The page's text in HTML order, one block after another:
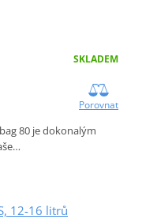
SKLADEM
Porovnat
80 je dokonalým
12-16 litrů